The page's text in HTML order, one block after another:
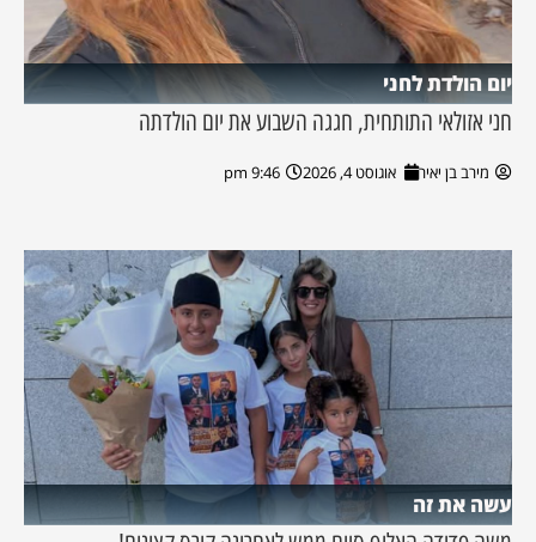
יום הולדת לחני
חני אזולאי התותחית, חגגה השבוע את יום הולדתה
מירב בן יאיר אוגוסט 4, 2026 9:46 pm
עשה את זה